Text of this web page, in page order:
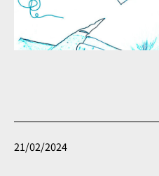
Published
21/02/2024